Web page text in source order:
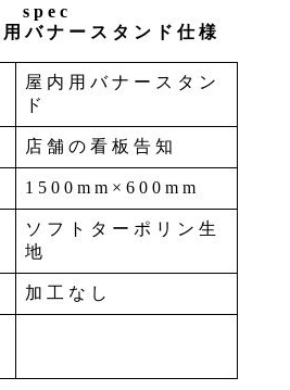
spec
バナースタンド仕様
屋内用バナースタン
ド
店舗の看板告知
1500mm×600mm
ソフトターポリン生
地
加工なし